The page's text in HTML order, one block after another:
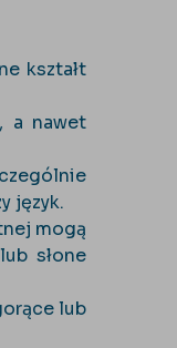
kształt
a nawet
język.
mogą
słone
lub